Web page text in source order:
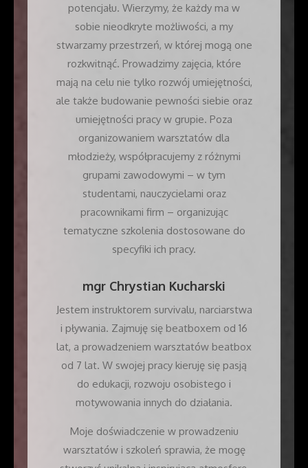
potencjału. Wierzymy, że każdy ma w
sobie nieodkryte możliwości, a my
stwarzamy przestrzeń, w której mogą one
rozkwitnąć. Prowadzimy zajęcia, które
mają na celu nie tylko rozwój umiejętności,
ale także budowanie pewności siebie oraz
umiejętności pracy w grupie. Poza
organizowaniem warsztatów dla
młodzieży, współpracujemy z różnymi
grupami zawodowymi – w tym
studentami, nauczycielami oraz
pracownikami firm – organizując
tematyczne szkolenia dostosowane do
specyfiki ich pracy.
mgr Chrystian Kucharski
Jestem instruktorem survivalu, narciarstwa
i pływania. Zajmuję się beatboxem od 16
lat, a prowadzeniem warsztatów beatbox
od 7 lat. W swojej pracy kieruję się pasją
do edukacji, rozwoju osobistego i
motywowania innych do działania.
Moje doświadczenie w prowadzeniu
warsztatów i szkoleń sprawia, że mogę